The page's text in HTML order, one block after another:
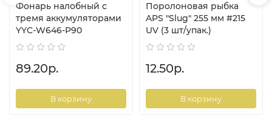
Фонарь налобный c
тремя аккумуляторами
YYC-W646-P90
89.20р.
В корзину
Поролоновая рыбка
APS "Slug" 255 мм #215
UV (3 шт/упак.)
12.50р.
В корзину